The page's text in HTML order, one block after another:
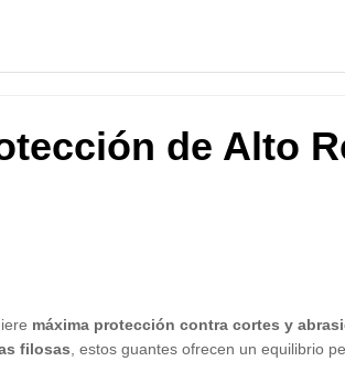
de Alto
máxima protección contra cortes y
filosas , estos guantes ofrecen un equilibrio